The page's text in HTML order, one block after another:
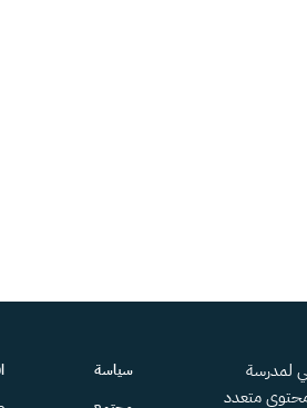
تأسست عام 2013، تنتمي لمدرسة
متعدد
سياسة